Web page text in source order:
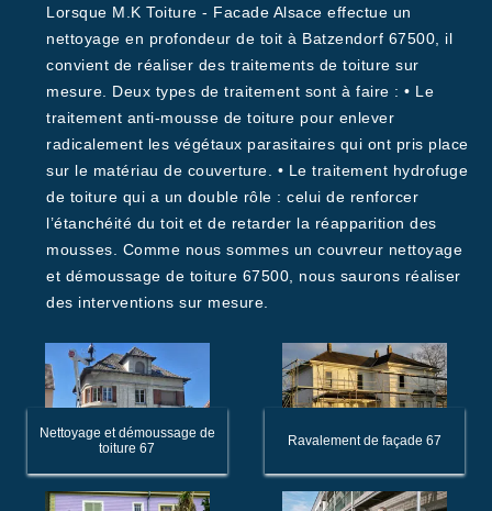
Lorsque M.K Toiture - Facade Alsace effectue un
nettoyage en profondeur de toit à Batzendorf 67500, il
convient de réaliser des traitements de toiture sur
mesure. Deux types de traitement sont à faire : • Le
traitement anti-mousse de toiture pour enlever
radicalement les végétaux parasitaires qui ont pris place
sur le matériau de couverture. • Le traitement hydrofuge
de toiture qui a un double rôle : celui de renforcer
l’étanchéité du toit et de retarder la réapparition des
mousses. Comme nous sommes un couvreur nettoyage
et démoussage de toiture 67500, nous saurons réaliser
des interventions sur mesure.
Nettoyage et démoussage de
toiture 67
Ravalement de façade 67